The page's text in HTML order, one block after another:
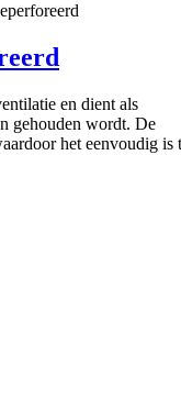
en dient als
gehouden wordt. De
het eenvoudig is